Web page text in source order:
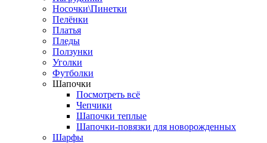
Носочки\Пинетки
Пелёнки
Платья
Пледы
Ползунки
Уголки
Футболки
Шапочки
Посмотреть всё
Чепчики
Шапочки теплые
Шапочки-повязки для новорожденных
Шарфы